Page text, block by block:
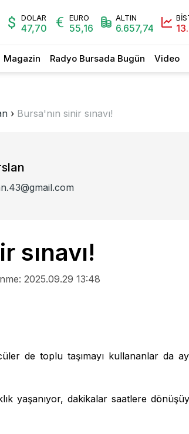
DOLAR
47,70
EURO
55,16
ALTIN
6.657,74
Magazin Radyo Bursada Bugün Video
› Bursa'nın sinir sınavı!
sınavı!
2025.09.29 13:48
de toplu taşımayı kullananlar da
yaşanıyor, dakikalar saatlere